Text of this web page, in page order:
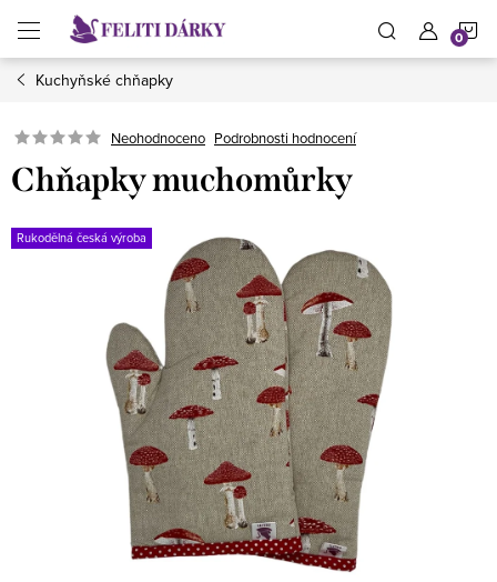
obsah
Kuchyňské chňapky
Neohodnoceno Podrobnosti hodnocení
Chňapky muchomůrky
Rukodělná česká výroba